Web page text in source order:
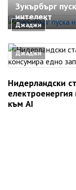
Джаджи
Зукърбърг
интелект
Джаджи
Нидерландски
към AI